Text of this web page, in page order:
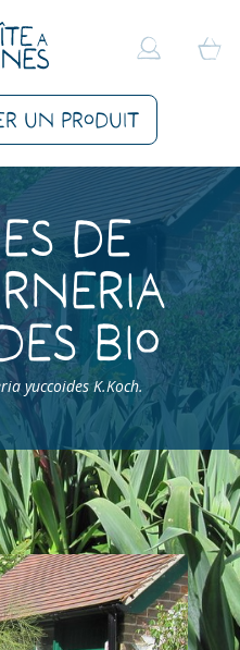
un produit
de
Bio
yuccoides K.Koch.
Fleurs > Fleurs vivaces >